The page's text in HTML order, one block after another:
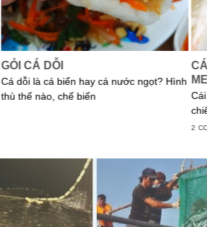
GỎI CÁ DỖI
Cá dỗi là cá biển hay cá nước ngọt? Hình
thù thế nào, chế biến
ME
2